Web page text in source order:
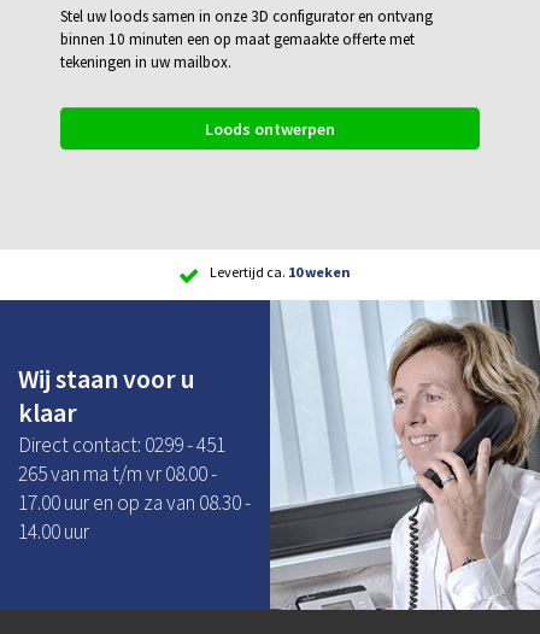
Stel uw loods samen in onze 3D configurator en ontvang
binnen 10 minuten een op maat gemaakte offerte met
tekeningen in uw mailbox.
Loods ontwerpen
Scherpeprijs
Wij staan voor u
klaar
Direct contact: 0299 - 451
265 van ma t/m vr 08.00 -
17.00 uur en op za van 08.30 -
14.00 uur